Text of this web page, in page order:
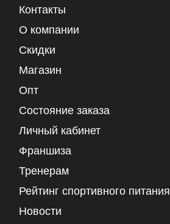
Контакты
О компании
Скидки
Магазин
Опт
Состояние заказа
Личный кабинет
Франшиза
Тренерам
Рейтинг спортивного питания
Новости